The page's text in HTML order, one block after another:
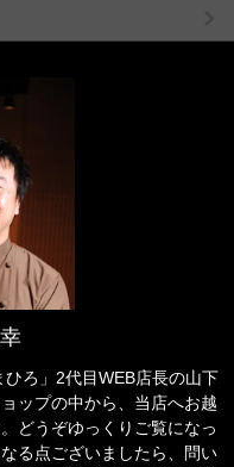
ろ」2代目WEB店長の山下
ップの中から、当店へお越
どうぞゆっくりご覧になっ
る点ございましたら、問い